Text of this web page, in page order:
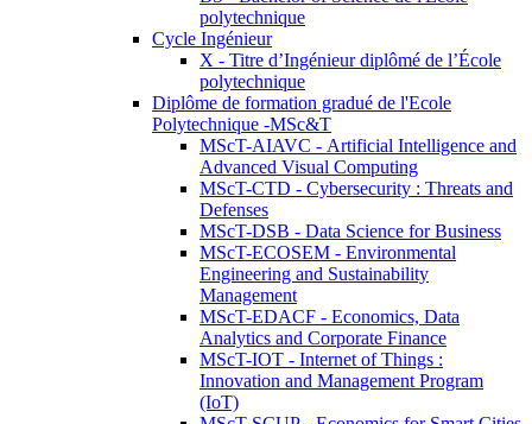
polytechnique
Cycle Ingénieur
X - Titre d’Ingénieur diplômé de l’École
polytechnique
Diplôme de formation gradué de l'Ecole
Polytechnique -MSc&T
MScT-AIAVC - Artificial Intelligence and
Advanced Visual Computing
MScT-CTD - Cybersecurity : Threats and
Defenses
MScT-DSB - Data Science for Business
MScT-ECOSEM - Environmental
Engineering and Sustainability
Management
MScT-EDACF - Economics, Data
Analytics and Corporate Finance
MScT-IOT - Internet of Things :
Innovation and Management Program
(IoT)